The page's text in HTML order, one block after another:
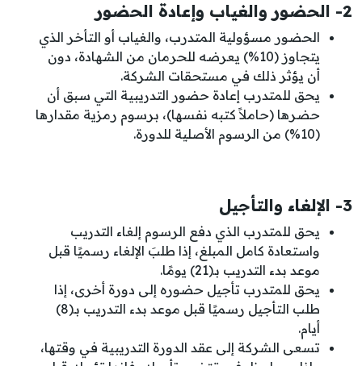
2- الحضور والغياب وإعادة الحضور
الحضور مسؤولية المتدرب، والغياب أو التأخر الذي
يتجاوز (10%) يعرضه للحرمان من الشهادة، دون
أن يؤثر ذلك في مستحقات الشركة.
يحق للمتدرب إعادة حضور التدريبية التي سبق أن
حضرها (حاملاً كتبه نفسها)، برسوم رمزية مقدارها
(10%) من الرسوم الأصلية للدورة.
3- الإلغاء والتأجيل
يحق للمتدرب الذي دفع الرسوم إلغاء التدريب
واستعادة كامل المبلغ، إذا طلبَ الإلغاء رسميًا قبل
موعد بدء التدريب بـ(21) يومًا.
يحق للمتدرب تأجيل حضوره إلى دورة أخرى، إذا
طلب التأجيل رسميًا قبل موعد بدء التدريب بـ(8)
أيام.
تسعى الشركة إلى عقد الدورة التدريبية في وقتها،